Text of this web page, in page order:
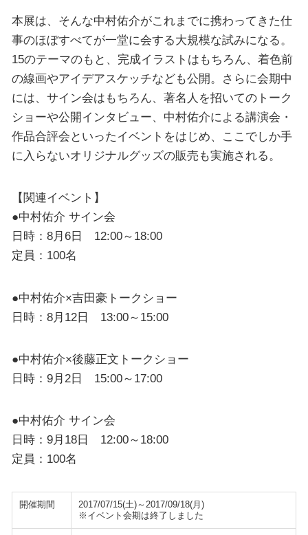
本展は、そんな中村佑介がこれまでに携わってきた仕
事のほぼすべてが一堂に会する大規模な試みになる。
15のテーマのもと、完成イラストはもちろん、着色前
の線画やアイデアスケッチなども公開。さらに会期中
には、サイン会はもちろん、著名人を招いてのトーク
ショーや公開インタビュー、中村佑介による講演会・
作品合評会といったイベントをはじめ、ここでしか手
に入らないオリジナルグッズの販売も実施される。
【関連イベント】
●中村佑介 サイン会
日時：8月6日 12:00～18:00
定員：100名
●中村佑介×吉田豪トークショー
日時：8月12日 13:00～15:00
●中村佑介×後藤正文トークショー
日時：9月2日 15:00～17:00
●中村佑介 サイン会
日時：9月18日 12:00～18:00
定員：100名
開催期間
2017/07/15(土)～2017/09/18(月)
※イベント会期は終了しました